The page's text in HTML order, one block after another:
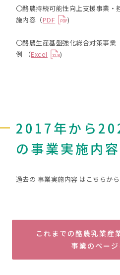
〇酪農持続可能性向上支援事業・
施内容（PDF )
〇酪農生産基盤強化総合対策事業
例 （Excel )
2017年から
の事業実施内容
過去の 事業実施内容 はこちらか
これまでの酪農乳業産
事業のペー